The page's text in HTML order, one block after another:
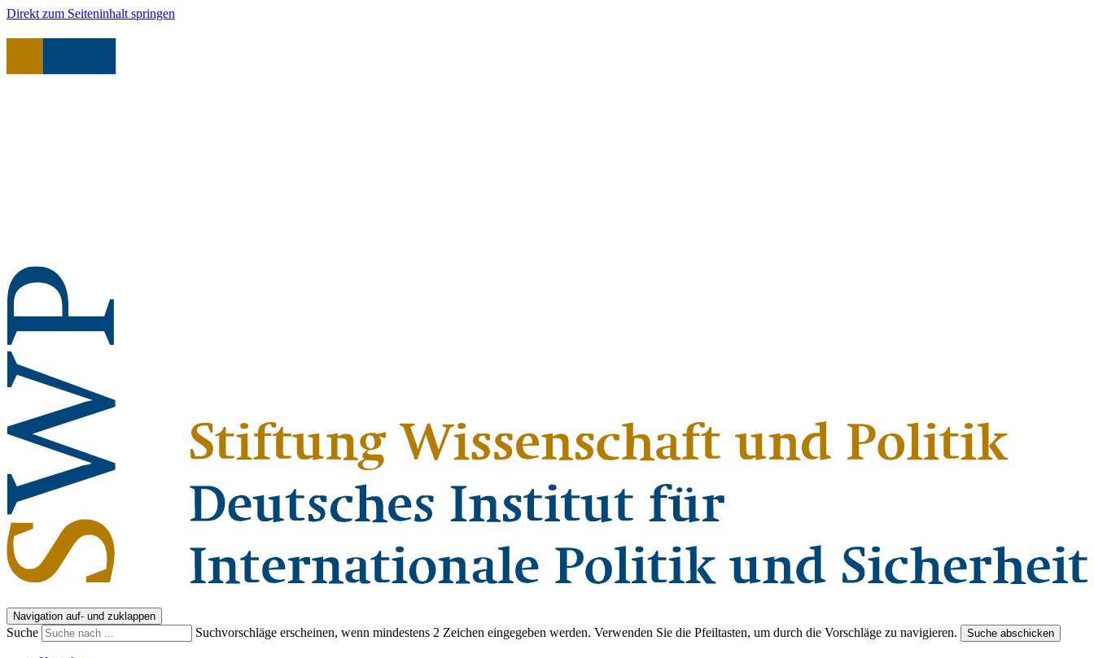
Direkt zum Seiteninhalt springen
Navigation auf- und zuklappen
Suche Suchvorschläge erscheinen, wenn mindestens 2 Zeichen eingegeben werden. Verwenden Sie die Pfeiltasten, um durch die Vorschläge zu navigieren. Suche abschicken